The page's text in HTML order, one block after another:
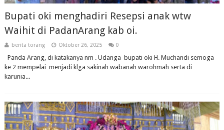
Bupati oki menghadiri Resepsi anak wtw
Waihit di PadanArang kab oi.
berita torang Oktober 26, 2025 0
Panda Arang, di katakanya nm . Udanga bupati oki H. Muchandi semoga
ke 2 mempelai menjadi klga sakinah wabanah warohmah serta di
karunia...